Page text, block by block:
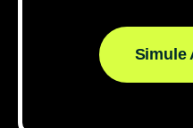
Simule